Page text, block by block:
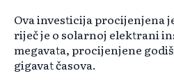
Ova investicija procijenjena
riječ je o solarnoj elektrani
megavata, procijenjene
gigavat časova.